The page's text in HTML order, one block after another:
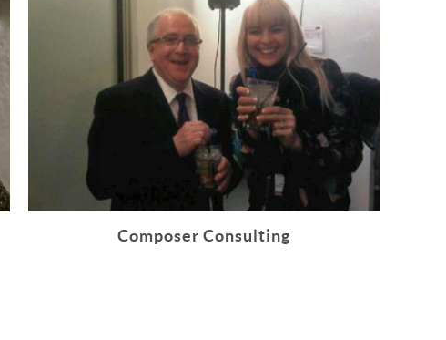
Composer Consulting